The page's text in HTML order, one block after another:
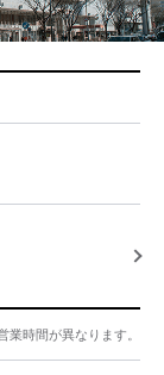
業時間が異なります。